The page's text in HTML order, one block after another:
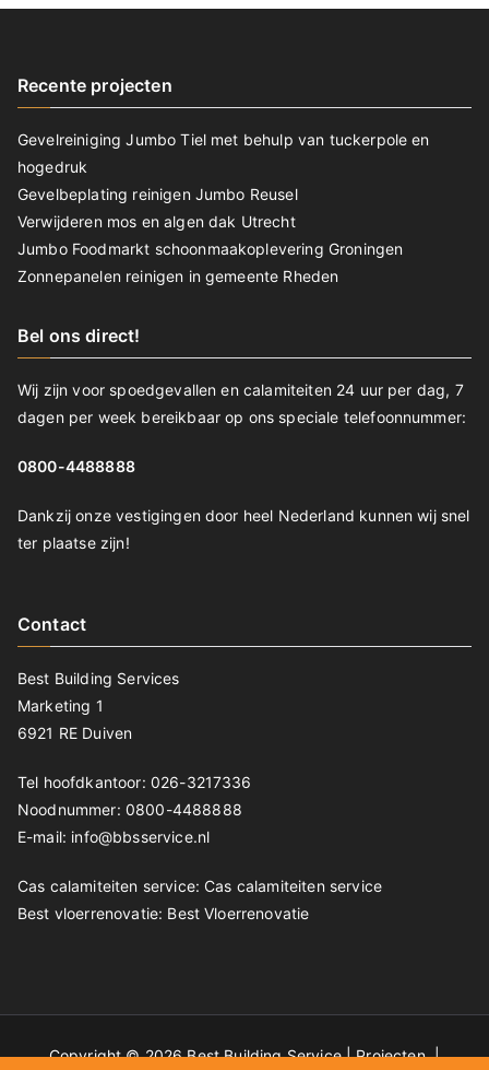
Recente projecten
Gevelreiniging Jumbo Tiel met behulp van tuckerpole en
hogedruk
Gevelbeplating reinigen Jumbo Reusel
Verwijderen mos en algen dak Utrecht
Jumbo Foodmarkt schoonmaakoplevering Groningen
Zonnepanelen reinigen in gemeente Rheden
Bel ons direct!
Wij zijn voor spoedgevallen en calamiteiten 24 uur per dag, 7
dagen per week bereikbaar op ons speciale telefoonnummer:
0800-4488888
Dankzij onze vestigingen door heel Nederland kunnen wij snel
ter plaatse zijn!
Contact
Best Building Services
Marketing 1
6921 RE Duiven
Tel hoofdkantoor: 026-3217336
Noodnummer: 0800-4488888
E-mail: info@bbsservice.nl
Cas calamiteiten service: Cas calamiteiten service
Best vloerrenovatie: Best Vloerrenovatie
Copyright © 2026 Best Building Service |Projecten|